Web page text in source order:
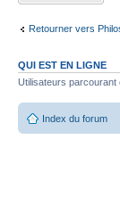
Retourner vers
QUI EST EN LIGNE
Utilisateurs parcourant
Index du forum